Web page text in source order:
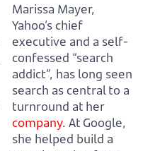
Marissa Mayer,
Yahoo’s chief
executive and a self-
confessed “search
addict”, has long seen
search as central to a
turnround at her
company. At Google,
she helped build a